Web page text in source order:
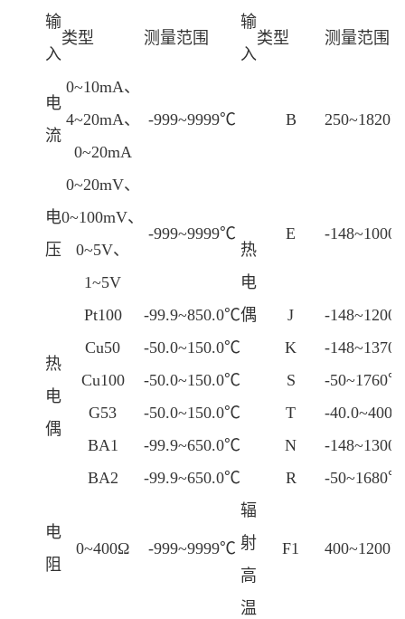
输
入
类型 测量范围
输
入
类型 测量范围
电
流
0~10mA、
4~20mA、
0~20mA
-999~9999℃
热
电
偶
B
电
压
0~20mV、
0~100mV、
0~5V、
1~5V
-999~9999℃ E -
热
电
偶
Pt100 -99.9~850.0℃ J
-
Cu50
-50.0~150.0℃ K
-
Cu100
-50.0~150.0℃ S
-50~1760℃
G53
-50.0~150.0℃ T
-
BA1
-99.9~650.0℃ N
-
BA2
-99.9~650.0℃ R -50~1680℃
电
阻
0~400Ω -999~9999℃
辐
射
高
温
F1